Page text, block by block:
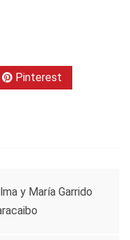
Pinterest
y María Garrido